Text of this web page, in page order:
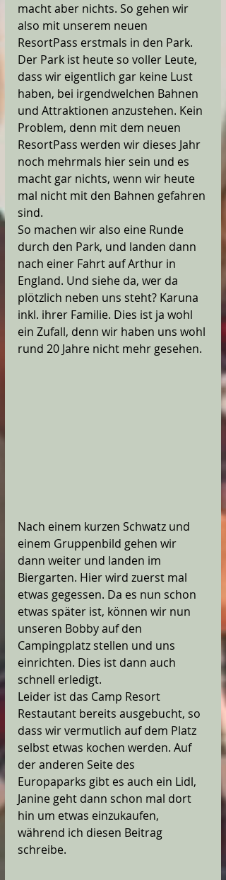
macht aber nichts. So gehen wir
also mit unserem neuen
ResortPass erstmals in den Park.
Der Park ist heute so voller Leute,
dass wir eigentlich gar keine Lust
haben, bei irgendwelchen Bahnen
und Attraktionen anzustehen. Kein
Problem, denn mit dem neuen
ResortPass werden wir dieses Jahr
noch mehrmals hier sein und es
macht gar nichts, wenn wir heute
mal nicht mit den Bahnen gefahren
sind.
So machen wir also eine Runde
durch den Park, und landen dann
nach einer Fahrt auf Arthur in
England. Und siehe da, wer da
plötzlich neben uns steht? Karuna
inkl. ihrer Familie. Dies ist ja wohl
ein Zufall, denn wir haben uns wohl
rund 20 Jahre nicht mehr gesehen.
Nach einem kurzen Schwatz und
einem Gruppenbild gehen wir
dann weiter und landen im
Biergarten. Hier wird zuerst mal
etwas gegessen. Da es nun schon
etwas später ist, können wir nun
unseren Bobby auf den
Campingplatz stellen und uns
einrichten. Dies ist dann auch
schnell erledigt.
Leider ist das Camp Resort
Restautant bereits ausgebucht, so
dass wir vermutlich auf dem Platz
selbst etwas kochen werden. Auf
der anderen Seite des
Europaparks gibt es auch ein Lidl,
Janine geht dann schon mal dort
hin um etwas einzukaufen,
während ich diesen Beitrag
schreibe.